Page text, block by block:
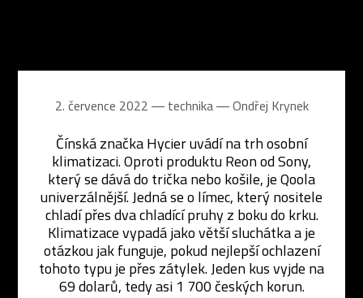
2. července 2022 ― technika ―Ondřej Krynek
Čínská značka Hycier uvádí na trh osobní
klimatizaci. Oproti produktu Reon od Sony,
který se dává do trička nebo košile, je Qoola
univerzálnější. Jedná se o límec, který nositele
chladí přes dva chladící pruhy z boku do krku.
Klimatizace vypadá jako větší sluchátka a je
otázkou jak funguje, pokud nejlepší ochlazení
tohoto typu je přes zátylek. Jeden kus vyjde na
69 dolarů, tedy asi 1 700 českých korun.